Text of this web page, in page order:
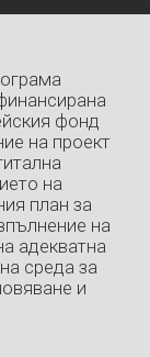
фонд
на проект
на
план за
на
адекватна
среда за
и